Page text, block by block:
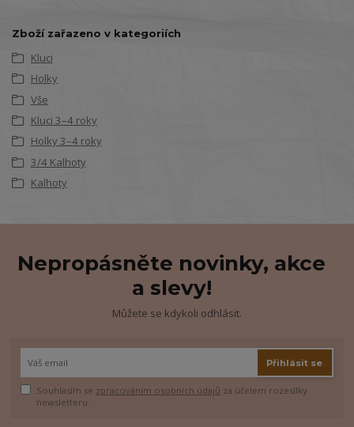
Zboží zařazeno v kategoriích
Kluci
Holky
Vše
Kluci 3–4 roky
Holky 3–4 roky
3/4 Kalhoty
Kalhoty
Nepropásněte novinky, akce
a slevy!
Můžete se kdykoli odhlásit.
Přihlásit se
Souhlasím se zpracováním osobních údajů za účelem rozesílky
newsletteru.